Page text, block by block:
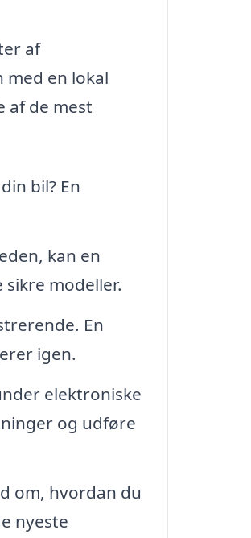
af
med en lokal
af de mest
bil? En
kan en
modeller.
En
igen.
elektroniske
og udføre
om, hvordan du
nyeste